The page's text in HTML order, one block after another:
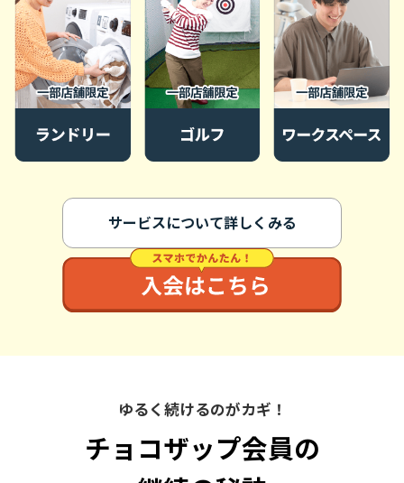
サービスについて詳しくみる
ゆるく続けるのがカギ！
チョコザップ会員の